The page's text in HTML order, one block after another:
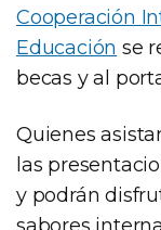
Cooperación
Educación se
becas y al
Quienes
las
y podrán